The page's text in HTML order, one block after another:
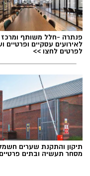
פנתרה -חלל משותף ומרכז
לאירועים עסקיים ופרטיים
לפרטים לחצו >>
תיקון והתקנת שערים
מסחר תעשיה ובתים